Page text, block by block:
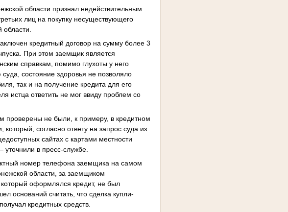
области признал недействительным
лиц на покупку несуществующего
кредитный договор на сумму более 3
При этом заемщик является
справкам, помимо глухоты у него
состояние здоровья не позволяло
так и на получение кредита для его
истца ответить не мог ввиду проблем со
проверены не были, к примеру, в кредитном
согласно ответу на запрос суда из
сайтах с картами местности
уточнили в пресс-службе.
номер телефона заемщика на самом
области, за заемщиком
оформлялся кредит, не был
оснований считать, что сделка купли-
кредитных средств.